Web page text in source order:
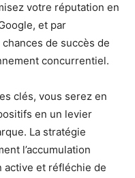
votre réputation en
et par
de succès de
concurrentiel.
clés, vous serez en
en un levier
La stratégie
l’accumulation
active et réfléchie de